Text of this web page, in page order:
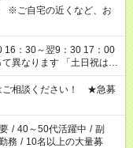
※ご自宅の近くなど、お
16：30～翌9：30 17：00
す 「土日祝は休
少し遅い時間から始めた
します。 ※未経験
事を経験いただき、 お
が
。
ご相談ください！ ★急募
/ 40～50代活躍中 / 副
務 / 10名以上の大量募